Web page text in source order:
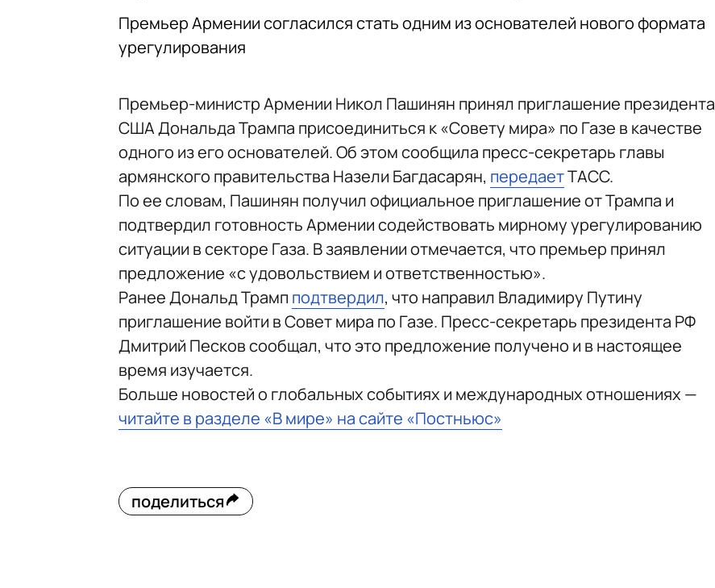
Премьер Армении согласился стать одним из основателей нового формата
урегулирования
Премьер-министр Армении Никол Пашинян принял приглашение президента
США Дональда Трампа присоединиться к «Совету мира» по Газе в качестве
одного из его основателей. Об этом сообщила пресс-секретарь главы
армянского правительства Назели Багдасарян, передаетТАСС.
По ее словам, Пашинян получил официальное приглашение от Трампа и
подтвердил готовность Армении содействовать мирному урегулированию
ситуации в секторе Газа. В заявлении отмечается, что премьер принял
предложение «с удовольствием и ответственностью».
Ранее Дональд Трамп подтвердил, что направил Владимиру Путину
приглашение войти в Совет мира по Газе. Пресс-секретарь президента РФ
Дмитрий Песков сообщал, что это предложение получено и в настоящее
время изучается.
Больше новостей о глобальных событиях и международных отношениях —
читайте в разделе «В мире» на сайте «Постньюс»
поделиться